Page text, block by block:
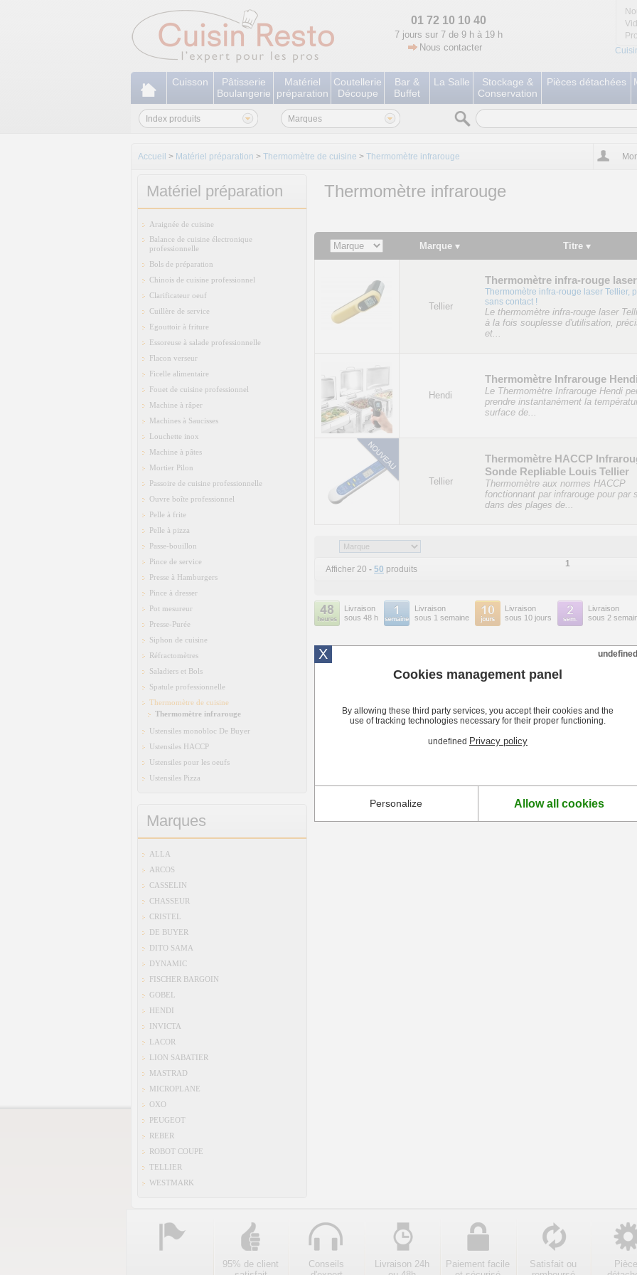
01 72 10 10 40
7 jours sur 7 de 9 h à 19 h
Nous contacter
Cuisson
Pâtisserie
Boulangerie
Matériel
préparation
Coutellerie
Découpe
Bar &
Buffet
La Salle
Stockage &
Conservation
Pièces détachées
Marques
Index produits
Accueil > Matériel préparation > Thermomètre de cuisine > Thermomètre infrarouge
Matériel préparation
Araignée de cuisine
Balance de cuisine électronique
professionnelle
Bols de préparation
Chinois de cuisine professionnel
Clarificateur oeuf
Cuillère de service
Egouttoir à friture
Essoreuse à salade professionnelle
Flacon verseur
Ficelle alimentaire
Fouet de cuisine professionnel
Machine à râper
Machines à Saucisses
Louchette inox
Machine à pâtes
Mortier Pilon
Passoire de cuisine professionnelle
Ouvre boîte professionnel
Pelle à frite
Pelle à pizza
Passe-bouillon
Pince de service
Presse à Hamburgers
Pince à dresser
Pot mesureur
Presse-Purée
Siphon de cuisine
Réfractomètres
Saladiers et Bols
Spatule professionnelle
Thermomètre de cuisine
Thermomètre infrarouge
Ustensiles monobloc De Buyer
Ustensiles HACCP
Ustensiles pour les oeufs
Ustensiles Pizza
Marques
ALLA
ARCOS
CASSELIN
CHASSEUR
CRISTEL
DE BUYER
DITO SAMA
DYNAMIC
FISCHER BARGOIN
GOBEL
HENDI
INVICTA
LACOR
LION SABATIER
MASTRAD
MICROPLANE
OXO
PEUGEOT
REBER
ROBOT COUPE
TELLIER
WESTMARK
Thermomètre infrarouge
Marque Titre
Tellier
Thermomètre infra-rouge
Thermomètre infra-rouge laser Tellier,
sans contact !
Le thermomètre infra-rouge laser
à la fois souplesse d'utilisation,
et...
Hendi
Thermomètre Infrarouge
Le Thermomètre Infrarouge Hendi
prendre instantanément la
surface de...
Tellier
Thermomètre HACCP
Sonde Repliable Louis Tellier
Thermomètre aux normes HACCP
fonctionnant par infrarouge pour par
dans des plages de...
Afficher 20 - 50 produits
1
Livraison
sous 48 h
Livraison
sous 1 semaine
Livraison
sous 10 jours
Livraison
sous 2
95% de client
Conseils
Livraison 24h
Paiement facile
Satisfait ou
X undefined
Cookies management panel
By allowing these third party services, you accept their cookies and the
use of tracking technologies necessary for their proper functioning.
undefined Privacy policy
Personalize Allow all cookies